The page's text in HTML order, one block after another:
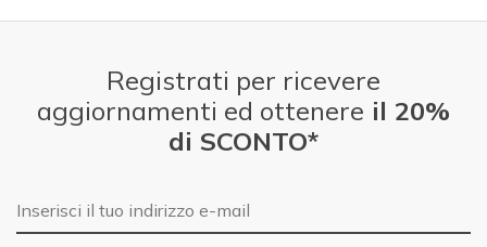
Registrati per ricevere
aggiornamenti ed ottenere il 20%
di SCONTO*
E-mail